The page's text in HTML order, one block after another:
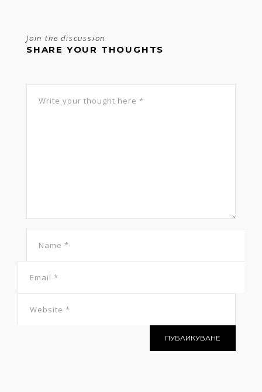
Join the discussion
SHARE YOUR THOUGHTS